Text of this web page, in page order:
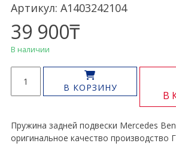
Артикул: A1403242104
39 900₸
В наличии
товара
Пружина
S
Class
В КОРЗИНУ
В
Пружина задней подвески Mercedes
оригинальное качество производство